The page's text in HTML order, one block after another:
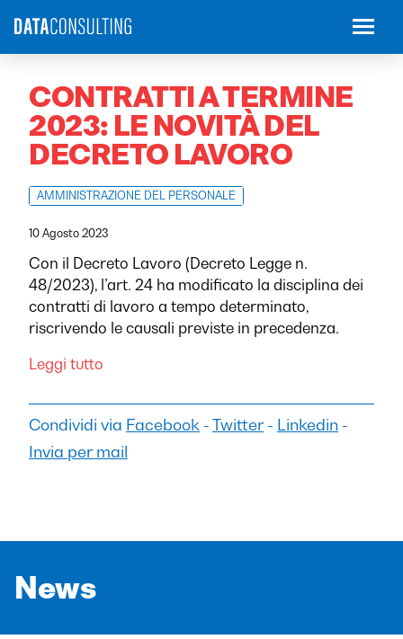
CONTRATTI A TERMINE
2023: LE NOVITÀ DEL
DECRETO LAVORO
AMMINISTRAZIONE DEL PERSONALE
10 Agosto 2023
Con il Decreto Lavoro (Decreto Legge n.
48/2023), l’art. 24 ha modificato la disciplina dei
contratti di lavoro a tempo determinato,
riscrivendo le causali previste in precedenza.
Leggi tutto
Condividi via Facebook - Twitter - Linkedin -
Invia per mail
News